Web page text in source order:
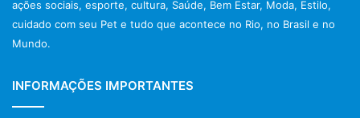
ações sociais, esporte, cultura, Saúde, Bem Estar, Moda, Estilo,
cuidado com seu Pet e tudo que acontece no Rio, no Brasil e no
Mundo.
INFORMAÇÕES IMPORTANTES